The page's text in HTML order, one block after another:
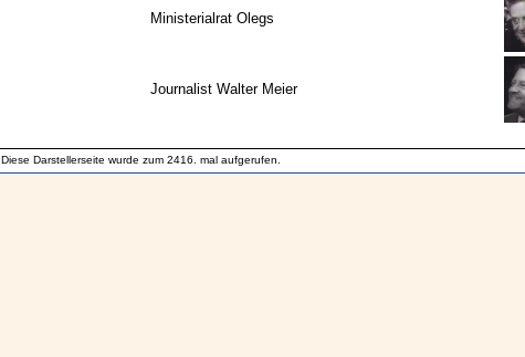
Ministerialrat Olegs
Journalist Walter Meier
Diese Darstellerseite wurde zum 2416. mal aufgerufen.